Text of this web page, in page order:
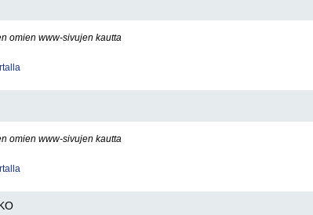
omien www-sivujen kautta
omien www-sivujen kautta